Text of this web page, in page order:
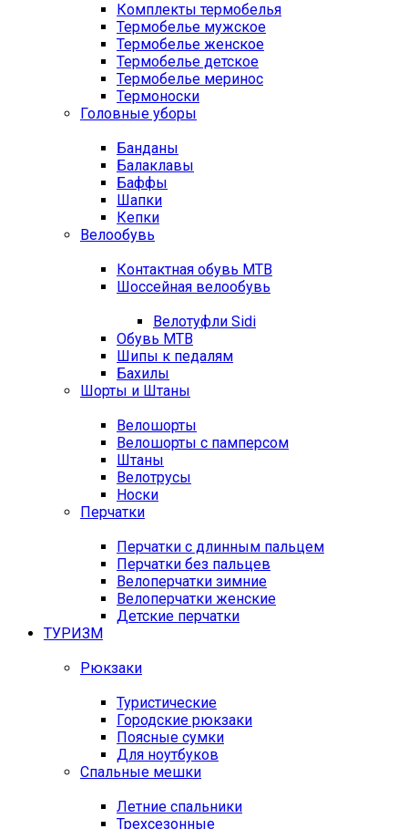
Комплекты термобелья
Термобелье мужское
Термобелье женское
Термобелье детское
Термобелье меринос
Термоноски
Головные уборы
Банданы
Балаклавы
Баффы
Шапки
Кепки
Велообувь
Контактная обувь MTB
Шоссейная велообувь
Велотуфли Sidi
Обувь MTB
Шипы к педалям
Бахилы
Шорты и Штаны
Велошорты
Велошорты с памперсом
Штаны
Велотрусы
Носки
Перчатки
Перчатки с длинным пальцем
Перчатки без пальцев
Велоперчатки зимние
Велоперчатки женские
Детские перчатки
ТУРИЗМ
Рюкзаки
Туристические
Городские рюкзаки
Поясные сумки
Для ноутбуков
Спальные мешки
Летние спальники
Трехсезонные